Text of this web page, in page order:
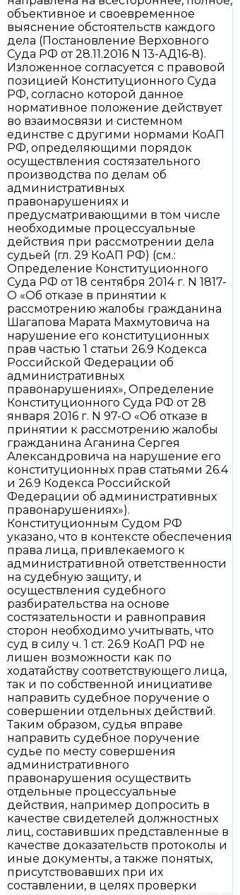
объективное и своевременное
выяснение обстоятельств каждого
дела (Постановление Верховного
Суда РФ от 28.11.2016 N 13-АД16-8).
Изложенное согласуется с правовой
позицией Конституционного Суда
РФ, согласно которой данное
нормативное положение действует
во взаимосвязи и системном
единстве с другими нормами КоАП
РФ, определяющими порядок
осуществления состязательного
производства по делам об
административных
правонарушениях и
предусматривающими в том числе
необходимые процессуальные
действия при рассмотрении дела
судьей (гл. 29 КоАП РФ) (см.:
Определение Конституционного
Суда РФ от 18 сентября 2014 г. N 1817-
О «Об отказе в принятии к
рассмотрению жалобы гражданина
Шагапова Марата Махмутовича на
нарушение его конституционных
прав частью 1 статьи 26.9 Кодекса
Российской Федерации об
административных
правонарушениях», Определение
Конституционного Суда РФ от 28
января 2016 г. N 97-О «Об отказе в
принятии к рассмотрению жалобы
гражданина Аганина Сергея
Александровича на нарушение его
конституционных прав статьями 26.4
и 26.9 Кодекса Российской
Федерации об административных
правонарушениях»).
Конституционным Судом РФ
указано, что в контексте обеспечения
права лица, привлекаемого к
административной ответственности
на судебную защиту, и
осуществления судебного
разбирательства на основе
состязательности и равноправия
сторон необходимо учитывать, что
суд в силу ч. 1 ст. 26.9 КоАП РФ не
лишен возможности как по
ходатайству соответствующего лица,
так и по собственной инициативе
направить судебное поручение о
совершении отдельных действий.
Таким образом, судья вправе
направить судебное поручение
судье по месту совершения
административного
правонарушения осуществить
отдельные процессуальные
действия, например допросить в
качестве свидетелей должностных
лиц, составивших представленные в
качестве доказательств протоколы и
иные документы, а также понятых,
присутствовавших при их
составлении, в целях проверки